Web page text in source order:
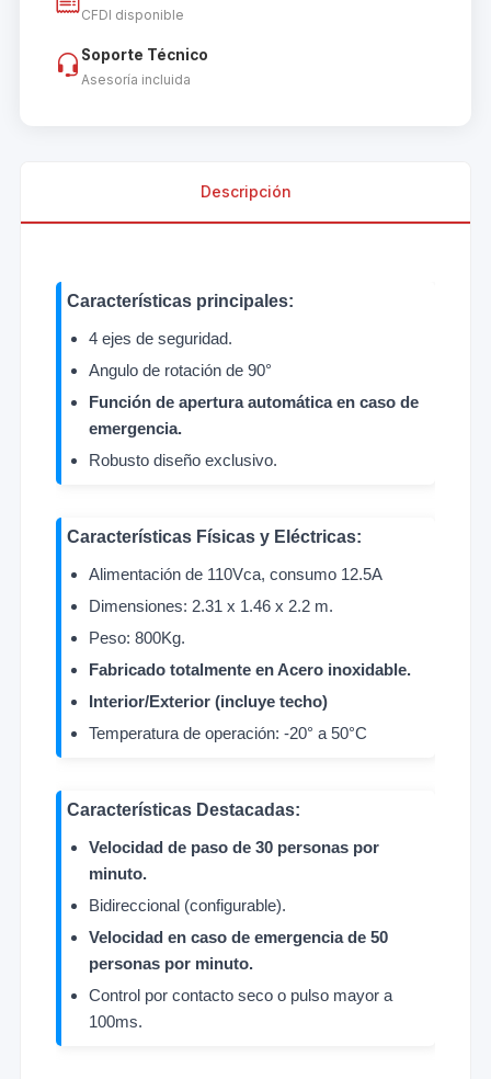
CFDI disponible
Soporte Técnico
Asesoría incluida
Descripción
Características principales:
4 ejes de seguridad.
Angulo de rotación de 90°
Función de apertura automática en caso de
emergencia.
Robusto diseño exclusivo.
Características Físicas y Eléctricas:
Alimentación de 110Vca, consumo 12.5A
Dimensiones: 2.31 x 1.46 x 2.2 m.
Peso: 800Kg.
Fabricado totalmente en Acero inoxidable.
Interior/Exterior (incluye techo)
Temperatura de operación: -20° a 50°C
Características Destacadas:
Velocidad de paso de 30 personas por
minuto.
Bidireccional (configurable).
Velocidad en caso de emergencia de 50
personas por minuto.
Control por contacto seco o pulso mayor a
100ms.